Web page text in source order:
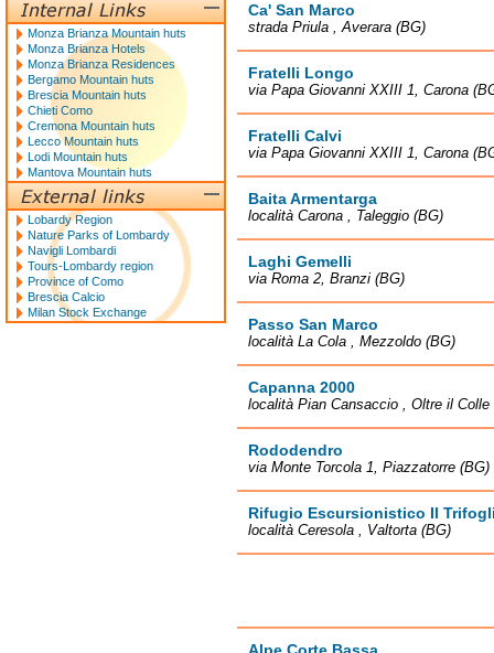
Ca' San Marco
strada Priula , Averara (BG)
Fratelli Longo
via Papa Giovanni XXIII 1, Carona
Fratelli Calvi
via Papa Giovanni XXIII 1, Carona
Baita Armentarga
località Carona , Taleggio (BG)
Laghi Gemelli
via Roma 2, Branzi (BG)
Passo San Marco
località La Cola , Mezzoldo (BG)
Capanna 2000
località Pian Cansaccio , Oltre il Colle
Rododendro
via Monte Torcola 1, Piazzatorre (BG)
Rifugio Escursionistico Il
località Ceresola , Valtorta (BG)
Monza Brianza Mountain huts
Monza Brianza Hotels
Monza Brianza Residences
Bergamo Mountain huts
Brescia Mountain huts
Chieti Como
Cremona Mountain huts
Lecco Mountain huts
Lodi Mountain huts
Mantova Mountain huts
Lobardy Region
Nature Parks of Lombardy
Navigli Lombardi
Tours-Lombardy region
Province of Como
Brescia Calcio
Milan Stock Exchange